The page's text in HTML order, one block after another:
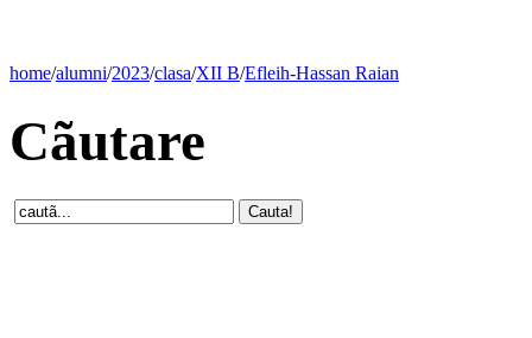
home/alumni/2023/clasa/XII B/Efleih-Hassan Raian
Cãutare